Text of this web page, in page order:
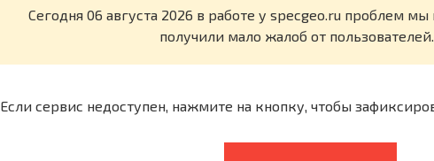
Cегодня 06 августа 2026 в работе у specgeo.ru проблем
получили мало жалоб от пользователей.
Если сервис недоступен, нажмите на кнопку, чтобы